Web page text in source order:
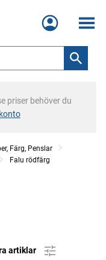
Meny
priser behöver du
Färg, Penslar
Falu rödfärg
artiklar